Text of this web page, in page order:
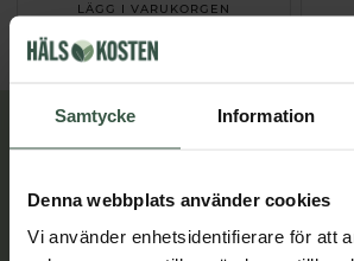
Samtycke Information
Denna webbplats använder cookies
Vi använder enhetsidentifierare för att
LÄGG I VARUKORGEN